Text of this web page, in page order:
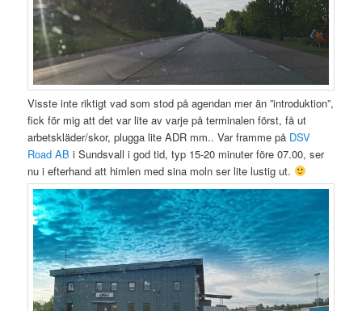
Visste inte riktigt vad som stod på agendan mer än ”introduktion”,
fick för mig att det var lite av varje på terminalen först, få ut
arbetskläder/skor, plugga lite ADR mm.. Var framme på DSV
Road AB i Sundsvall i god tid, typ 15-20 minuter före 07.00, ser
nu i efterhand att himlen med sina moln ser lite lustig ut.